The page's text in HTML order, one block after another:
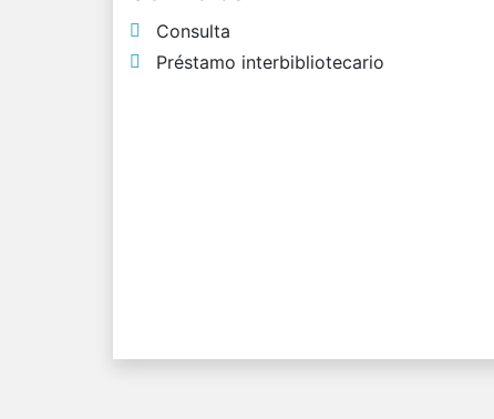
Consulta
Préstamo interbibliotecario